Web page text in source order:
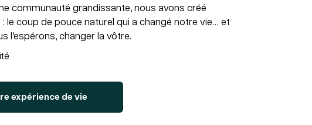
communauté grandissante, nous avons créé
: le coup de pouce naturel qui a changé notre vie… et
l’espérons, changer la vôtre.
expérience de vie